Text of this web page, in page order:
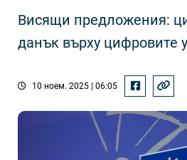
Висящи предложения:
данък върху цифровите
10 ноем. 2025 | 06:05